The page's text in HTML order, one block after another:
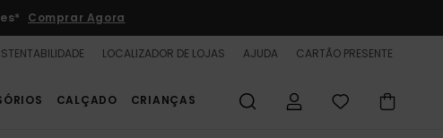
Comprar Agora
LOCALIZADOR DE LOJAS AJUDA CARTÃO PRESENTE
CALÇADO CRIANÇAS